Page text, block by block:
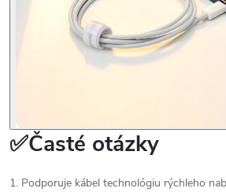
✅Časté otázky
1. Podporuje kábel technológiu rýchleho